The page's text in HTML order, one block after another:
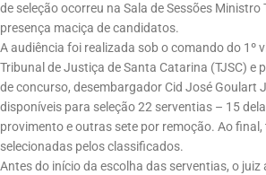
de seleção ocorreu na Sala de Sessões Ministro
presença maciça de candidatos.
A audiência foi realizada sob o comando do 1º
Tribunal de Justiça de Santa Catarina (TJSC) e
de concurso, desembargador Cid José Goulart
disponíveis para seleção 22 serventias – 15
provimento e outras sete por remoção. Ao
selecionadas pelos classificados.
Antes do início da escolha das serventias, o juiz